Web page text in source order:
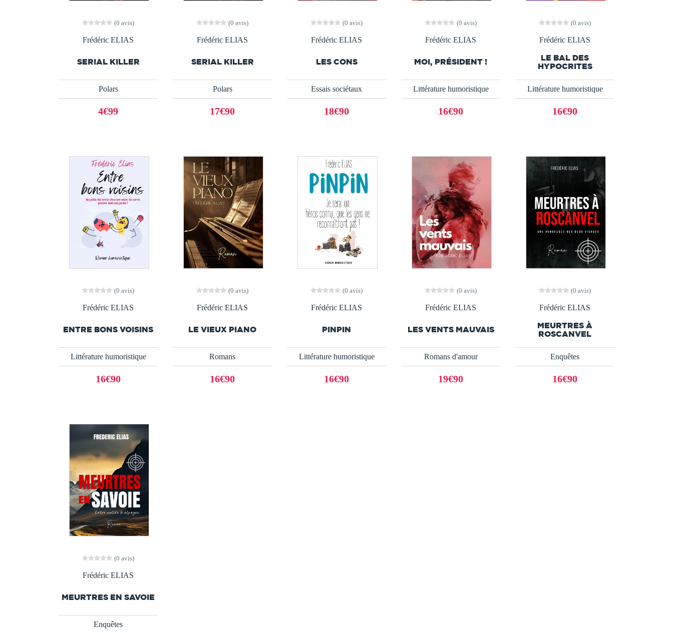
(0 avis)
Frédéric ELIAS
SERIAL KILLER
Polars
4€99
(0 avis)
Frédéric ELIAS
SERIAL KILLER
Polars
17€90
(0 avis)
Frédéric ELIAS
LES CONS
Essais sociétaux
18€90
(0 avis)
Frédéric ELIAS
MOI, PRÉSIDENT !
Littérature humoristique
16€90
(0 avis)
Frédéric ELIAS
LE BAL DES
HYPOCRITES
Littérature humoristique
16€90
(0 avis)
Frédéric ELIAS
ENTRE BONS VOISINS
Littérature humoristique
16€90
(0 avis)
Frédéric ELIAS
LE VIEUX PIANO
Romans
16€90
(0 avis)
Frédéric ELIAS
PINPIN
Littérature humoristique
16€90
(0 avis)
Frédéric ELIAS
LES VENTS MAUVAIS
Romans d'amour
19€90
(0 avis)
Frédéric ELIAS
MEURTRES À
ROSCANVEL
Enquêtes
16€90
(0 avis)
Frédéric ELIAS
MEURTRES EN SAVOIE
Enquêtes